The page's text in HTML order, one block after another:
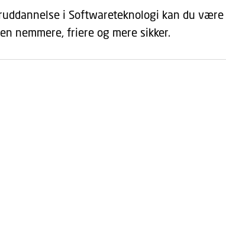
i Softwareteknologi kan du
nemmere, friere og mere sikker.